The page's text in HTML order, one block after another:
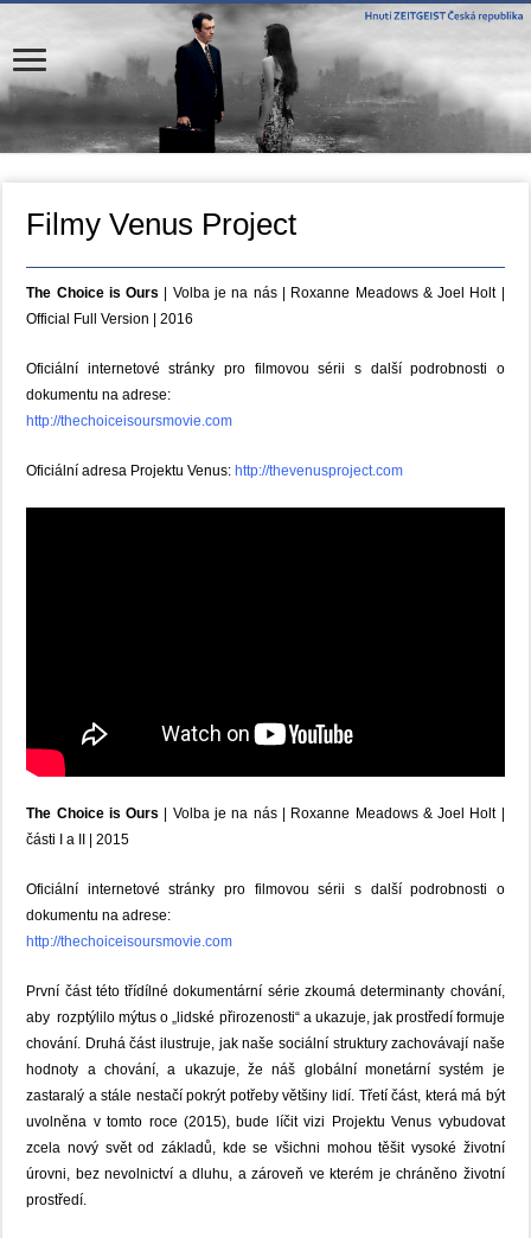
Filmy Venus Project
The Choice is Ours | Volba je na nás | Roxanne Meadows & Joel Holt |
Official Full Version |2016
Oficiální internetové stránky pro filmovou sérii s další podrobnosti o
dokumentu na adrese:
http://thechoiceisoursmovie.com
Oficiální adresa Projektu Venus: http://thevenusproject.com
The Choice is Ours | Volba je na nás | Roxanne Meadows & Joel Holt |
části I a II |2015
Oficiální internetové stránky pro filmovou sérii s další podrobnosti o
dokumentu na adrese:
http://thechoiceisoursmovie.com
První část této třídílné dokumentární série zkoumá determinanty chování,
aby rozptýlilo mýtus o „lidské přirozenosti“ a ukazuje, jak prostředí formuje
chování. Druhá částilustruje, jak naše sociální struktury zachovávají naše
hodnoty a chování, a ukazuje, že náš globální monetární systém je
zastaralý a stále nestačí pokrýt potřeby většiny lidí. Třetí část, která má být
uvolněna v tomto roce (2015), bude líčit vizi Projektu Venus vybudovat
zcela nový svět od základů, kde se všichni mohou těšit vysoké životní
úrovni, bez nevolnictví a dluhu, a zároveň ve kterém je chráněno životní
prostředí.